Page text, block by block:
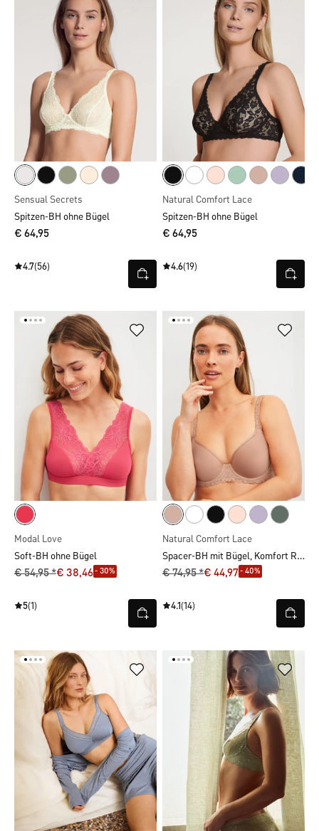
Sensual Secrets
Spitzen-BH ohne Bügel
€ 64,95
4.7(56)
Natural Comfort Lace
Spitzen-BH ohne Bügel
€ 64,95
4.6(19)
Modal Love
Soft-BH ohne Bügel
€ 54,95 *€ 38,46- 30%
5(1)
Natural Comfort Lace
Spacer-BH mit Bügel, Komfort Rücken
€ 74,95 *€ 44,97- 40%
4.1(14)